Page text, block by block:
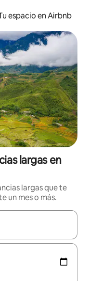
espacio en Airbnb
largas en
largas que te
un mes o más.
podrás navegar